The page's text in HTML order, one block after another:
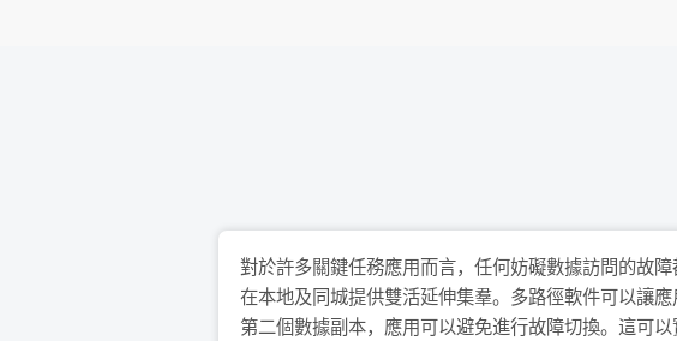
對於許多關鍵任務應用而言，任何妨礙數據訪問的故
在本地及同城提供雙活延伸集羣。多路徑軟件可以讓
第二個數據副本，應用可以避免進行故障切換。這可